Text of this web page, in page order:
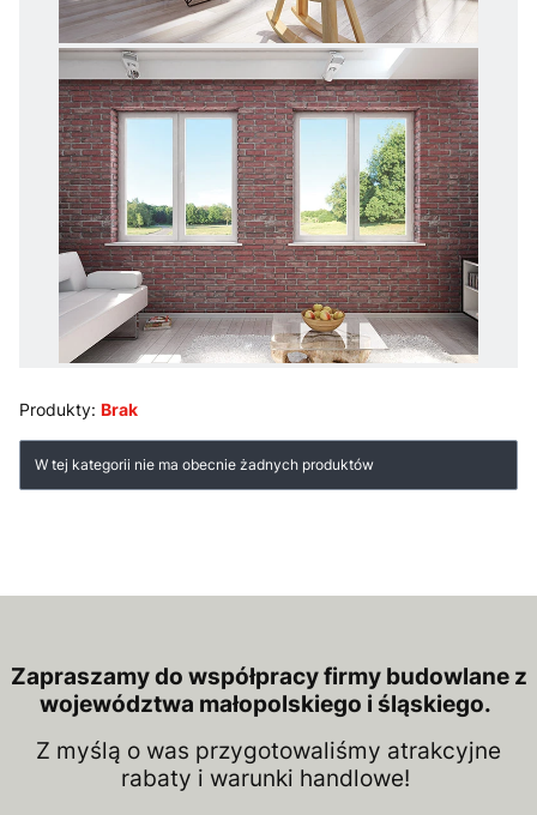
Produkty: Brak
Lista produktów
W tej kategorii nie ma obecnie żadnych produktów
Zapraszamy do współpracy firmy budowlane z
województwa małopolskiego i śląskiego.
Z myślą o was przygotowaliśmy atrakcyjne
rabaty i warunki handlowe!